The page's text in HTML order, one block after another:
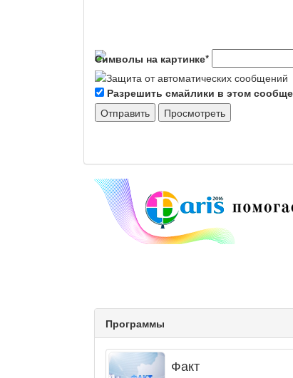
Символы на картинке*
Разрешить смайлики в этом
Программы
Факт